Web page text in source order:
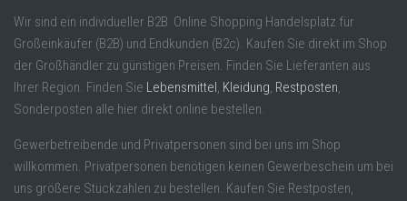
Wir sind ein individueller B2B Online Shopping Handelsplatz für
Großeinkäufer (B2B) und Endkunden (B2c). Kaufen Sie direkt im Shop
der Großhändler zu günstigen Preisen. Finden Sie Lieferanten aus
Ihrer Region. Finden Sie Lebensmittel , Kleidung, Restposten,
Sonderposten alle hier direkt online bestellen.
Gewerbetreibende und Privatpersonen sind bei uns im Shop
willkommen. Privatpersonen benötigen keinen Gewerbeschein um bei
uns größere Stückzahlen zu bestellen. Kaufen Sie Restposten,